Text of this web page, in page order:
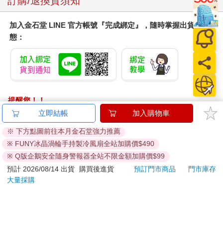
加入金石堂 LINE 官方帳號『完成綁定』，隨時掌握出貨動
態：
提醒您！！
金石堂及銀行均不會請您操作ATM! 如接獲電話要求您前往
ATM提款機，請不要聽從指示，以免受騙上當！
退換貨須知：
**提醒您，鑑賞期不等於試用期，退回商品須為全新狀態**
依據「消費者保護法」第19條及行政院消費者保護處公告之
「通訊交易解除權合理例外情事適用準則」，以下商品購買
立即結帳 加入購物車
※ 下方點圖前往本月金石堂強力推薦
※ FUNY冰晶渦輪手持製冷風扇全站加購價$490
※ Q版企鵝安全隨身警報器全站不限金額加購價$99
預計 2026/08/14 出貨
購買後進貨 預訂門市商品
門市庫存
大量採購